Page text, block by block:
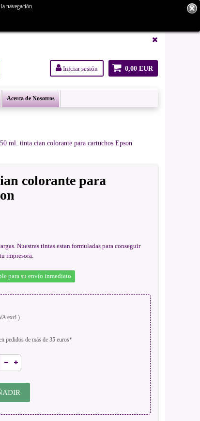
0,00 EUR
Iniciar sesión
Acerca de Nosotros
navegación.
ml. tinta cian colorante para cartuchos Epson
colorante para
Nuestras tintas estan formuladas para conseguir
impresora.
para su envío inmediato
excl.)
pedidos de más de 35 euros*